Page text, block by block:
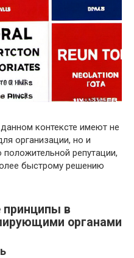
контексте имеют не
организации, но и
репутации,
быстрому решению
в
органами